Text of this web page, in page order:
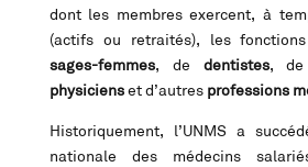
dont les membres exercent, à
(actifs ou retraités), les
sages-femmes, de dentistes, de
physicienset d’autres professions
Historiquement, l’UNMS a
nationale des médecins